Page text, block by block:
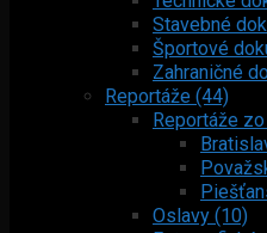
Stavebné
Športové
Zahraničné
Reportáže (44)
Reportáže
Oslavy (10)